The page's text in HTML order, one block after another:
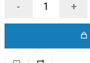
- +